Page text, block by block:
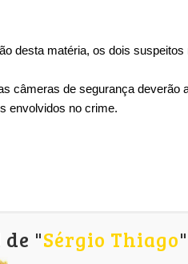
desta matéria, os dois
câmeras de segurança deverão
envolvidos no crime.
"Sérgio Thiago"